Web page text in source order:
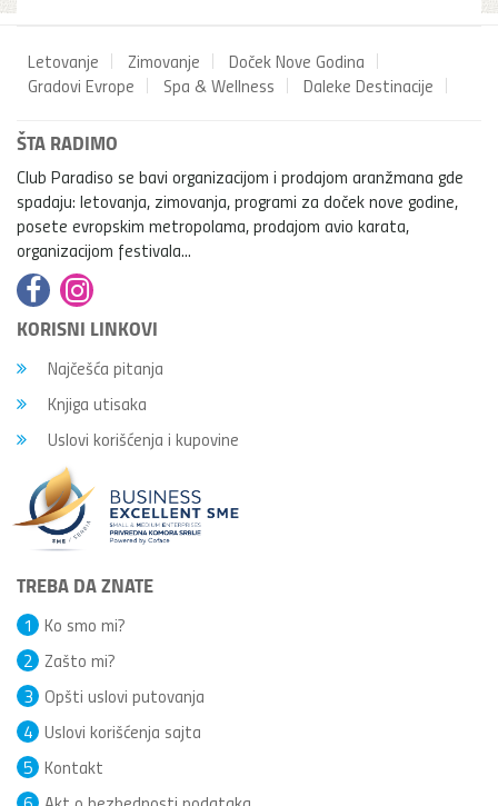
Letovanje Zimovanje
Doček Nove Godina
Gradovi Evrope
Spa & Wellness Daleke Destinacije
ŠTA RADIMO
Club Paradiso se bavi organizacijom i prodajom aranžmana gde
spadaju: letovanja, zimovanja, programi za doček nove godine,
posete evropskim metropolama, prodajom avio karata,
organizacijom festivala...
KORISNI LINKOVI
Najčešća pitanja
Knjiga utisaka
Uslovi korišćenja i kupovine
TREBA DA ZNATE
Ko smo mi?
1
Zašto mi?
2
Opšti uslovi putovanja
3
Uslovi korišćenja sajta
4
Kontakt
5